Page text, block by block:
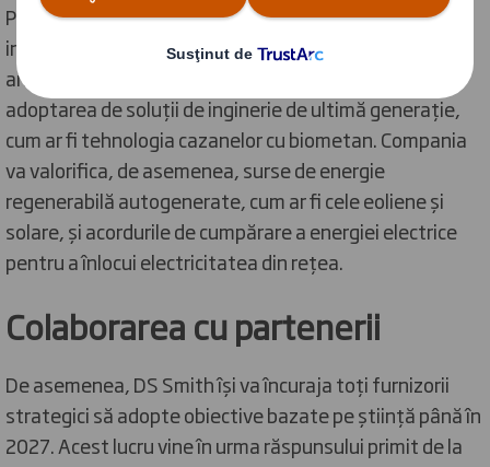
Pentru a-și îndeplini acest angajament, DS Smith va
investi în mod constant, pe perioada următorilor 28 de
ani, în propriile operațiuni. Se vor face investiții în
adoptarea de soluții de inginerie de ultimă generație,
cum ar fi tehnologia cazanelor cu biometan. Compania
va valorifica, de asemenea, surse de energie
regenerabilă autogenerate, cum ar fi cele eoliene și
solare, și acordurile de cumpărare a energiei electrice
pentru a înlocui electricitatea din rețea.
Colaborarea cu partenerii
De asemenea, DS Smith își va încuraja toți furnizorii
strategici să adopte obiective bazate pe știință până în
2027. Acest lucru vine în urma răspunsului primit de la